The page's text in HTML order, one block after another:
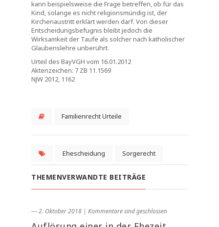
kann beispielsweise die Frage betreffen, ob für das
Kind, solange es nicht religionsmündig ist, der
Kirchenaustritt erklärt werden darf. Von dieser
Entscheidungsbefugnis bleibt jedoch die
Wirksamkeit der Taufe als solcher nach katholischer
Glaubenslehre unberührt.
Urteil des BayVGH vom 16.01.2012
Aktenzeichen: 7 ZB 11.1569
NJW 2012, 1162
Familienrecht Urteile
Ehescheidung Sorgerecht
THEMENVERWANDTE BEITRÄGE
― 2. Oktober 2018 | Kommentare sind geschlossen